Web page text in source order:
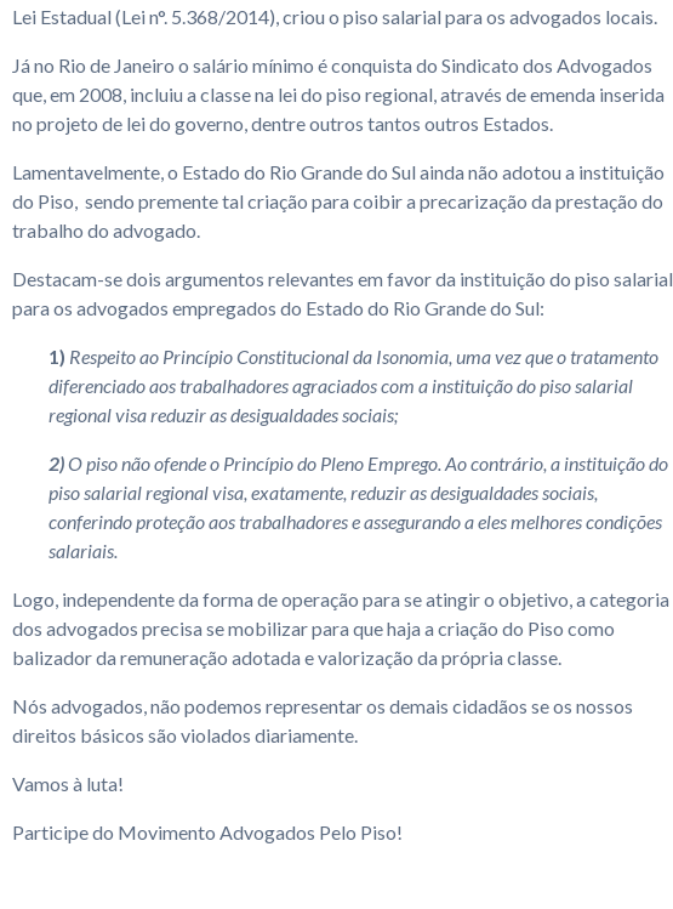
Lei Estadual (Lei n°. 5.368/2014), criou o piso salarial para os advogados locais.
Já no Rio de Janeiro o salário mínimo é conquista do Sindicato dos Advogados
que, em 2008, incluiu a classe na lei do piso regional, através de emenda inserida
no projeto de lei do governo, dentre outros tantos outros Estados.
Lamentavelmente, o Estado do Rio Grande do Sul ainda não adotou a instituição
do Piso, sendo premente tal criação para coibir a precarização da prestação do
trabalho do advogado.
Destacam-se dois argumentos relevantes em favor da instituição do piso salarial
para os advogados empregados do Estado do Rio Grande do Sul:
1) Respeito ao Princípio Constitucional da Isonomia, uma vez que o tratamento
diferenciado aos trabalhadores agraciados com a instituição do piso salarial
regional visa reduzir as desigualdades sociais;
2)O piso não ofende o Princípio do Pleno Emprego. Ao contrário, a instituição do
piso salarial regional visa, exatamente, reduzir as desigualdades sociais,
conferindo proteção aos trabalhadores e assegurando a eles melhores condições
salariais.
Logo, independente da forma de operação para se atingir o objetivo, a categoria
dos advogados precisa se mobilizar para que haja a criação do Piso como
balizador da remuneração adotada e valorização da própria classe.
Nós advogados, não podemos representar os demais cidadãos se os nossos
direitos básicos são violados diariamente.
Vamos à luta!
Participe do Movimento Advogados Pelo Piso!